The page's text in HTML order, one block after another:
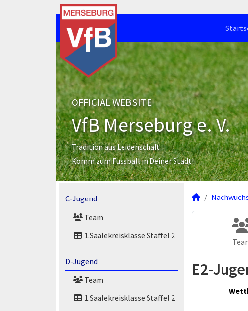
OFFICIAL WEBSITE
VfB Merseburg e. V.
Tradition aus Leidenschaft
Komm zum Fussball in Deiner Stadt!
C-Jugend
Team
1.Saalekreisklasse Staffel 2
D-Jugend
Team
1.Saalekreisklasse Staffel 2
Nachwuchs
E2-